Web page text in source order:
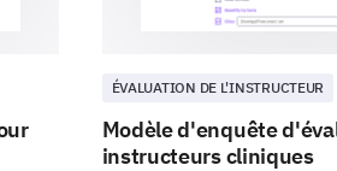
ÉVALUATION DE L'INSTRUCTEUR
Modèle d'enquête
instructeurs cliniques